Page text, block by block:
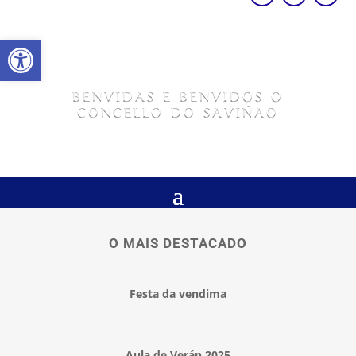
Abrir barra de ferramentas
BENVIDAS E BENVIDOS O
CONCELLO DO SAVIÑAO
O MAIS DESTACADO
Festa da vendima